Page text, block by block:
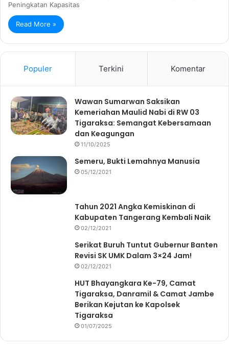
Peningkatan Kapasitas
Read More »
Populer Terkini Komentar
Wawan Sumarwan Saksikan
Kemeriahan Maulid Nabi di RW 03
Tigaraksa: Semangat Kebersamaan
dan Keagungan
11/10/2025
Semeru, Bukti Lemahnya Manusia
05/12/2021
Tahun 2021 Angka Kemiskinan di
Kabupaten Tangerang Kembali Naik
02/12/2021
Serikat Buruh Tuntut Gubernur Banten
Revisi SK UMK Dalam 3×24 Jam!
02/12/2021
HUT Bhayangkara Ke-79, Camat
Tigaraksa, Danramil & Camat Jambe
Berikan Kejutan ke Kapolsek
Tigaraksa
01/07/2025